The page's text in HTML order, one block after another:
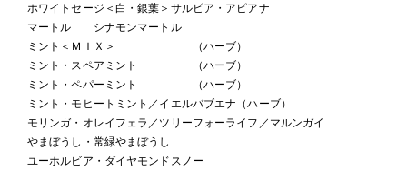
ホワイトセージ＜白・銀葉＞サルビア・アピアナ
マートル シナモンマートル
ミント＜ＭＩＸ＞ （ハーブ）
ミント・スペアミント （ハーブ）
ミント・ペパーミント （ハーブ）
ミント・モヒートミント／イエルバブエナ（ハーブ）
モリンガ・オレイフェラ／ツリーフォーライフ／マルンガイ
やまぼうし・常緑やまぼうし
ユーホルビア・ダイヤモンドスノー